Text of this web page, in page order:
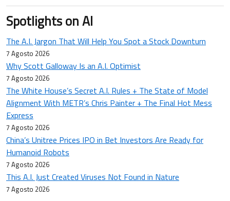
Spotlights on AI
The A.I. Jargon That Will Help You Spot a Stock Downturn
7 Agosto 2026
Why Scott Galloway Is an A.I. Optimist
7 Agosto 2026
The White House’s Secret A.I. Rules + The State of Model
Alignment With METR’s Chris Painter + The Final Hot Mess
Express
7 Agosto 2026
China’s Unitree Prices IPO in Bet Investors Are Ready for
Humanoid Robots
7 Agosto 2026
This A.I. Just Created Viruses Not Found in Nature
7 Agosto 2026